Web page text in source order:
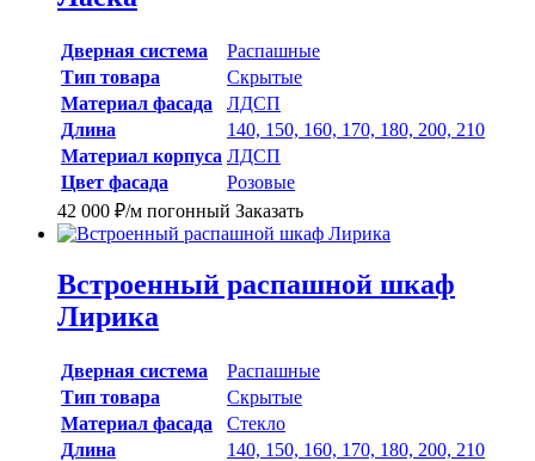
Дверная система
Распашные
Тип товара
Скрытые
Материал фасада
ЛДСП
Длина
140, 150, 160, 170, 180, 200, 210
Материал корпуса ЛДСП
Цвет фасада
Розовые
42 000 ₽/м погонный Заказать
Встроенный распашной шкаф
Лирика
Дверная система
Распашные
Тип товара
Скрытые
Материал фасада
Стекло
Длина
140, 150, 160, 170, 180, 200, 210